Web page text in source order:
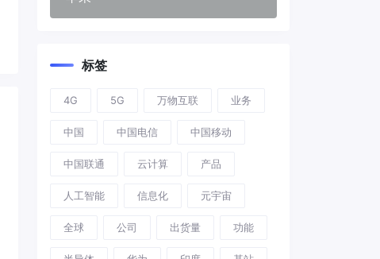
标签
4G 5G 万物互联 业务
中国 中国电信 中国移动
中国联通 云计算 产品
人工智能 信息化 元宇宙
全球 公司 出货量 功能